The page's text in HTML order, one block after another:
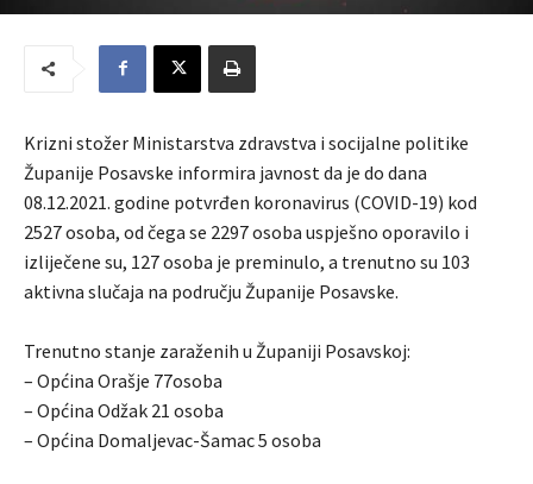
Krizni stožer Ministarstva zdravstva i socijalne politike
Županije Posavske informira javnost da je do dana
08.12.2021. godine potvrđen koronavirus (COVID-19) kod
2527 osoba, od čega se 2297 osoba uspješno oporavilo i
izliječene su, 127 osoba je preminulo, a trenutno su 103
aktivna slučaja na području Županije Posavske.
Trenutno stanje zaraženih u Županiji Posavskoj:
– Općina Orašje 77osoba
– Općina Odžak 21 osoba
– Općina Domaljevac-Šamac 5 osoba